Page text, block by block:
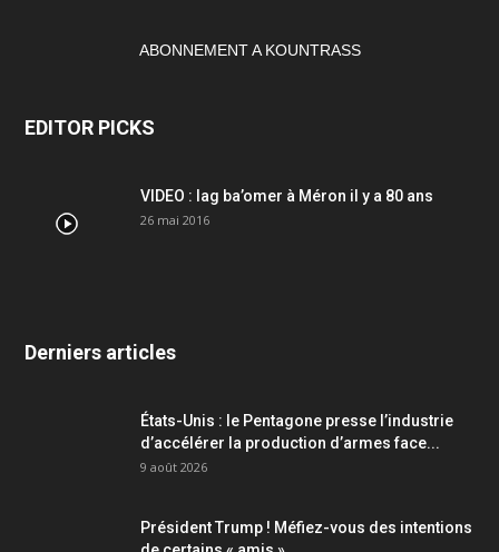
ABONNEMENT A KOUNTRASS
EDITOR PICKS
VIDEO : lag ba’omer à Méron il y a 80 ans
26 mai 2016
Derniers articles
États-Unis : le Pentagone presse l’industrie
d’accélérer la production d’armes face...
9 août 2026
Président Trump ! Méfiez-vous des intentions